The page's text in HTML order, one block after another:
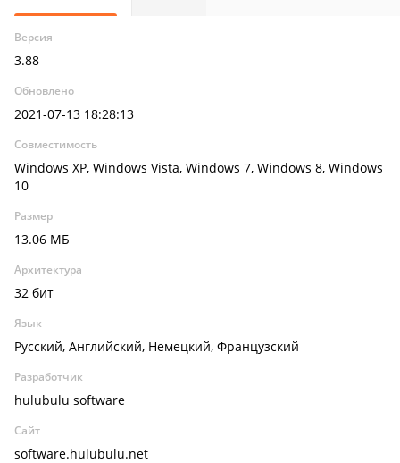
Версия
3.88
Обновлено
2021-07-13 18:28:13
Совместимость
Windows XP, Windows Vista, Windows 7, Windows 8, Windows
10
Размер
13.06 МБ
Архитектура
32 бит
Язык
Русский, Английский, Немецкий, Французский
Разработчик
hulubulu software
Сайт
software.hulubulu.net